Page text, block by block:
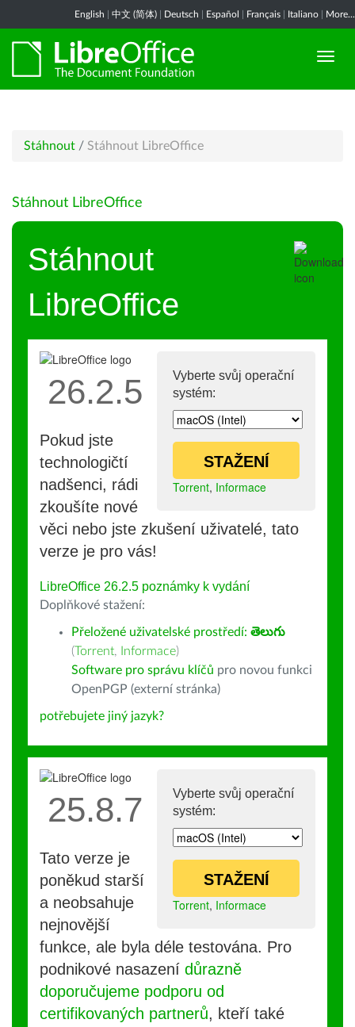
English 中文 (简体) Deutsch Español Français Italiano More...
Stáhnout / Stáhnout LibreOffice
Stáhnout LibreOffice
Stáhnout
LibreOffice
Vyberte svůj operační
systém:
STAŽENÍ
Torrent, Informace
26.2.5
Pokud jste
technologičtí
nadšenci, rádi
zkoušíte nové
věci nebo jste zkušení uživatelé, tato
verze je pro vás!
LibreOffice 26.2.5 poznámky k vydání
Doplňkové stažení:
Přeložené uživatelské prostředí: తెలుగు
(Torrent, Informace)
Software pro správu klíčů pro novou funkci
OpenPGP (externí stránka)
potřebujete jiný jazyk?
Vyberte svůj operační
systém:
STAŽENÍ
Torrent, Informace
25.8.7
Tato verze je
poněkud starší
a neobsahuje
nejnovější
funkce, ale byla déle testována. Pro
podnikové nasazení důrazně
doporučujeme podporu od
certifikovaných partnerů, kteří také